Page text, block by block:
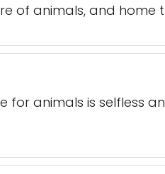
of animals, and home
animals is selfless